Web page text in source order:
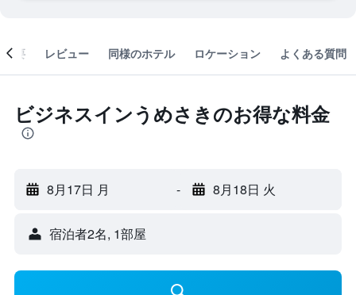
概要 レビュー 同様のホテル ロケーション よくある質問
ビジネスインうめさきのお得な料金
8月17日 月 - 8月18日 火
宿泊者2名, 1​部屋